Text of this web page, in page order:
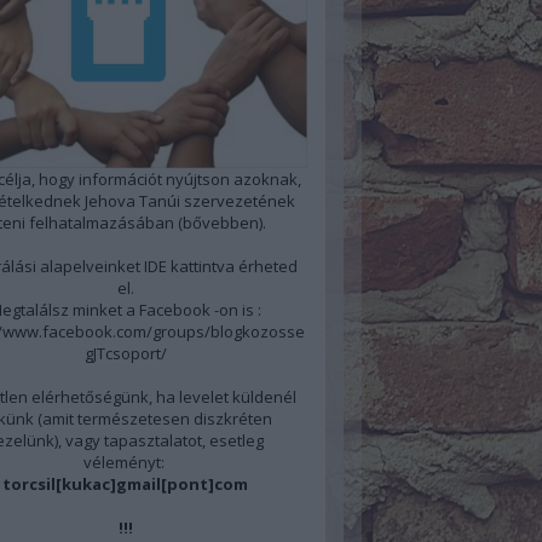
hogy információt nyújtson azoknak,
Jehova Tanúi szervezetének
felhatalmazásában (bővebben).
alapelveinket IDE kattintva érheted
el.
minket a Facebook -on is :
groups/blogkozosse
gJTcsoport/
elérhetőségünk, ha levelet küldenél
(amit természetesen diszkréten
vagy tapasztalatot, esetleg
véleményt:
torcsil[kukac]gmail[pont]com
!!!